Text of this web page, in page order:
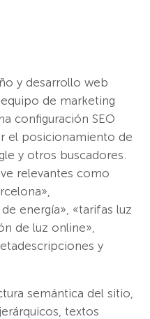
y desarrollo web
de marketing
configuración SEO
el posicionamiento de
y otros buscadores.
relevantes como
energía», «tarifas luz
de luz online»,
y
semántica del sitio,
textos